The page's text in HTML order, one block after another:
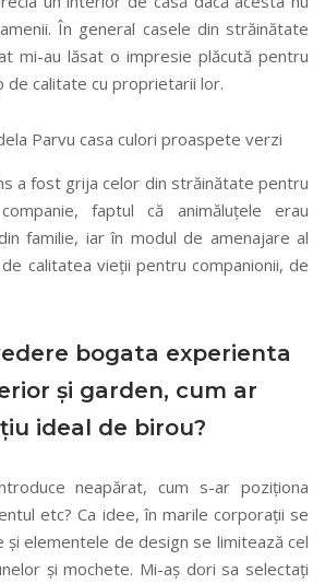
În general casele din străinătate
mi-au lăsat o impresie plăcută pentru
de calitate cu proprietarii lor.
a fost grija celor din străinătate pentru
faptul că animăluțele erau
familie, iar în modul de amenajare al
calitatea vieții pentru companionii, de
bogata experienta
și garden, cum ar
ideal de birou?
neapărat, cum s-ar poziționa
etc? Ca idee, în marile corporații se
și elementele de design se limitează cel
și mochete. Mi-aș dori sa selectați